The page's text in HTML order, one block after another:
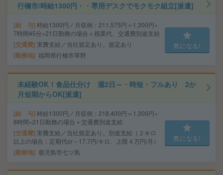
行橋市/時給1300円・・専用デスクでモクモク組立[派遣]
給 与 時給1300円／月収例：211,575円＝1,300円×
7時間45分×21日勤務の場合＋残業代、交通費別途支給
交通費 実費支給／当社規定あり。規定あり
勤務地 福岡県行橋市草野
気になる!
未経験OK！食品仕分け 週2日～・時短・フルあり 2か
月短期からOK[派遣]
給 与 時給1300円／月収例：218,400円＝1,300円×
8時間×21日勤務の場合＋交通費別途支給
交通費 実費支給／当社規定あり。別途支給（２キロ
以上の場合：定期代or～17.7円/キロ、上限４万円/月）
勤務地 鹿児島市七ツ島
気になる!